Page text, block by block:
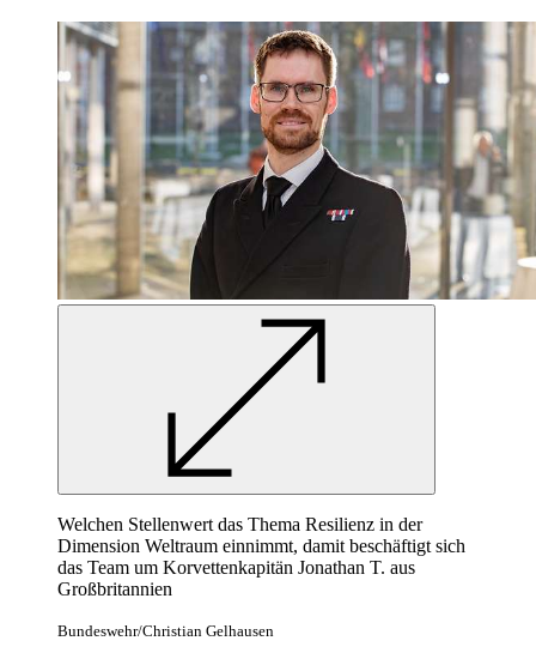
Welchen Stellenwert das Thema Resilienz in der
Dimension Weltraum einnimmt, damit beschäftigt sich
das Team um Korvettenkapitän Jonathan T. aus
Großbritannien
Bundeswehr/Christian Gelhausen